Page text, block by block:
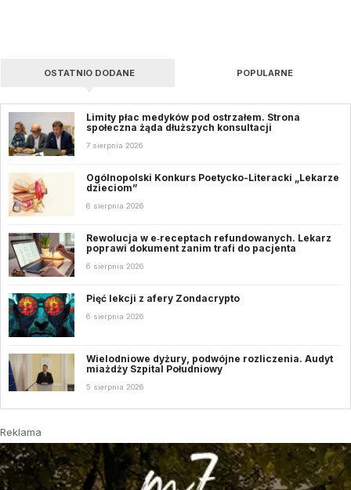
OSTATNIO DODANE POPULARNE
Limity płac medyków pod ostrzałem. Strona
społeczna żąda dłuższych konsultacji
7 sierpnia 2026
Ogólnopolski Konkurs Poetycko-Literacki „Lekarze
dzieciom”
6 sierpnia 2026
Rewolucja w e‑receptach refundowanych. Lekarz
poprawi dokument zanim trafi do pacjenta
6 sierpnia 2026
Pięć lekcji z afery Zondacrypto
6 sierpnia 2026
Wielodniowe dyżury, podwójne rozliczenia. Audyt
miażdży Szpital Południowy
5 sierpnia 2026
Reklama